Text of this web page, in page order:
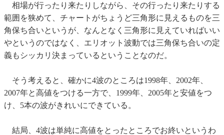
相場が行ったり来たりしながら、その行ったり来たりする
範囲を狭めて、チャートがちょうど三角形に見えるものを三
角保ち合いというが、なんとなく三角形に見えていればいい
やというのではなく、エリオット波動では三角保ち合いの定
義もシッカリ決まっているということなのだ。
そう考えると、確かに4波のところは1998年、2002年、
2007年と高値をつける一方で、1999年、2005年と安値をつ
け、5本の波がきれいにできている。
結局、4波は単純に高値をとったところでお終いというわ